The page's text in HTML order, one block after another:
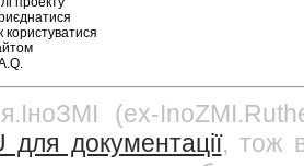
користуватися
(ex-
для документації, тож